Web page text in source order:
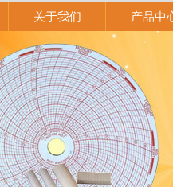
关于我们 产品中